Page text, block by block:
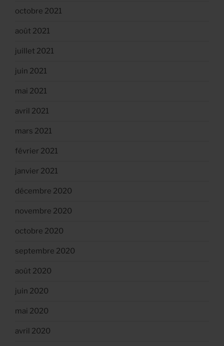
octobre 2021
août 2021
juillet 2021
juin 2021
mai 2021
avril 2021
mars 2021
février 2021
janvier 2021
décembre 2020
novembre 2020
octobre 2020
septembre 2020
août 2020
juin 2020
mai 2020
avril 2020